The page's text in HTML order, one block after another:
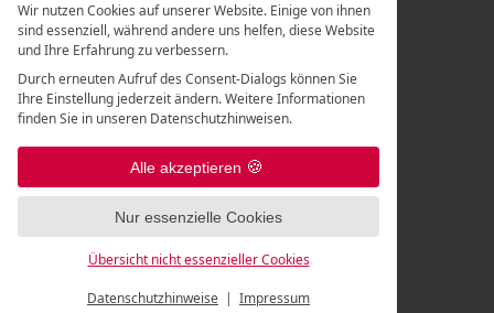
Wir nutzen Cookies auf unserer Website. Einige von ihnen
sind essenziell, während andere uns helfen, diese Website
und Ihre Erfahrung zu verbessern.
Durch erneuten Aufruf des Consent-Dialogs können Sie
Ihre Einstellung jederzeit ändern. Weitere Informationen
finden Sie in unseren Datenschutzhinweisen.
Alle akzeptieren
Nur essenzielle Cookies
Übersicht nicht essenzieller Cookies
Datenschutzhinweise Impressum
Hotel Quellenhof Leutasch
Weidach 288
A-6105 Leutasch/Tirol
Rezeption:+43 5214 67 820
|
Spa-Rezeption:+43 5214 67 82 - 507
Frisör:+43 5214 6782 699